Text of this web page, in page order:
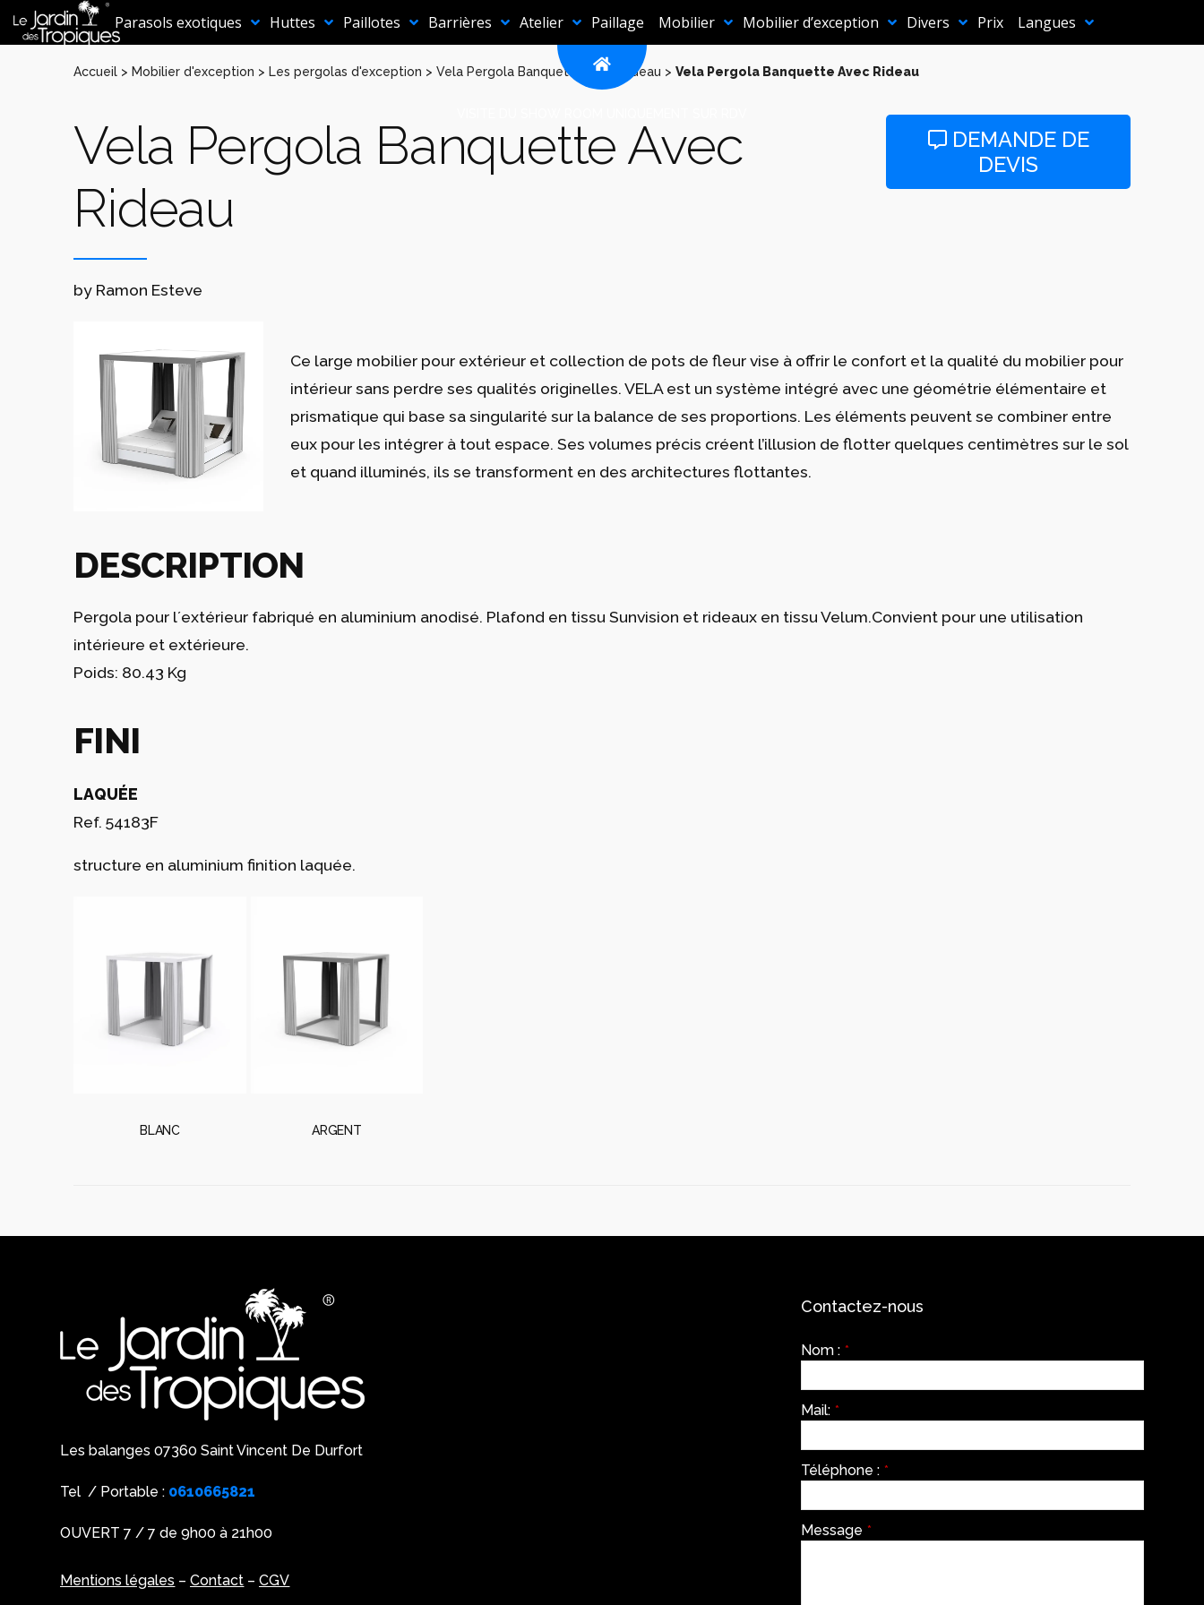
Aller
au
contenu
Parasols exotiques Huttes Paillotes Barrières Atelier Paillage Mobilier Mobilier d’exception Divers Prix Langues
Accueil > Mobilier d'exception > Les pergolas d'exception >Vela Pergola Banquette Avec Rideau >Vela Pergola Banquette Avec Rideau
Vela Pergola Banquette Avec
Rideau
DEMANDE DE
DEVIS
by Ramon Esteve
Ce large mobilier pour extérieur et collection de pots de fleur vise à offrir le confort et la qualité du mobilier pour
intérieur sans perdre ses qualités originelles. VELA est un système intégré avec une géométrie élémentaire et
prismatique qui base sa singularité sur la balance de ses proportions. Les éléments peuvent se combiner entre
eux pour les intégrer à tout espace. Ses volumes précis créent l’illusion de flotter quelques centimètres sur le sol
et quand illuminés, ils se transforment en des architectures flottantes.
DESCRIPTION
Pergola pour l´extérieur fabriqué en aluminium anodisé. Plafond en tissu Sunvision et rideaux en tissu Velum.Convient pour une utilisation
intérieure et extérieure.
Poids: 80.43 Kg
FINI
LAQUÉE
Ref. 54183F
structure en aluminium finition laquée.
BLANC ARGENT
Les balanges 07360 Saint Vincent De Durfort
Tel / Portable : 0610665821
OUVERT 7 / 7 de 9h00 à 21h00
Mentions légales –Contact –CGV
Contactez-nous
Nom : *
Mail: *
Téléphone : *
Message *